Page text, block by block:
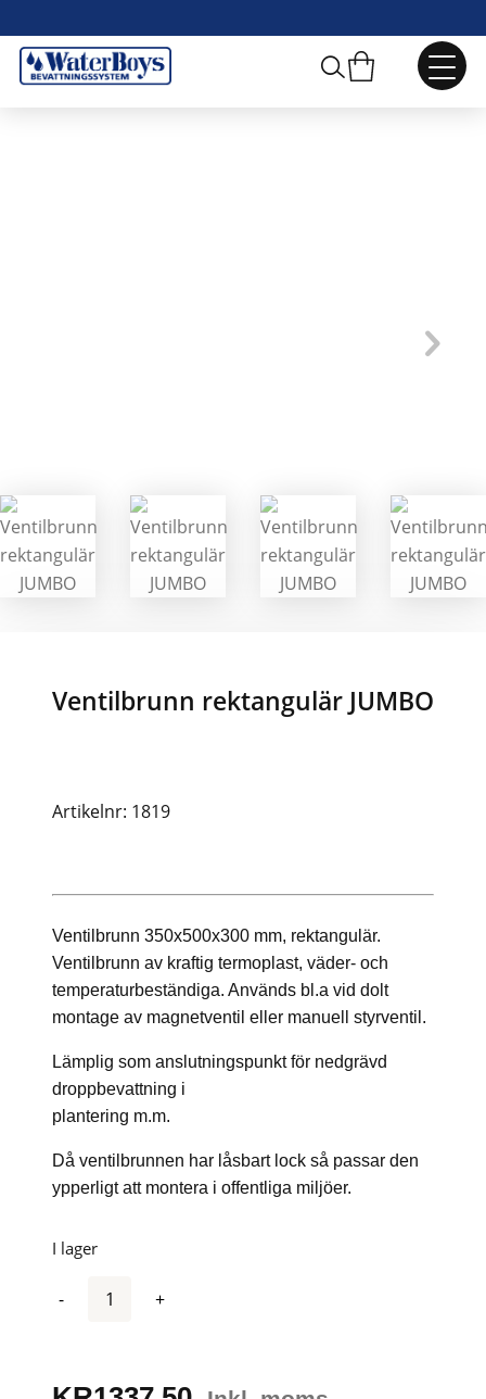
Webbshop / Pumpar, Ventiler och Tillbehör Ventilbrunnar
Ventilbrunn rektangulär JUMBO
Artikelnr: 1819
Ventilbrunn 350x500x300 mm, rektangulär.
Ventilbrunn av kraftig termoplast, väder- och
temperaturbeständiga. Används bl.a vid dolt
montage av magnetventil eller manuell styrventil.
Lämplig som anslutningspunkt för nedgrävd
droppbevattning i
plantering m.m.
Då ventilbrunnen har låsbart lock så passar den
ypperligt att montera i offentliga miljöer.
I lager